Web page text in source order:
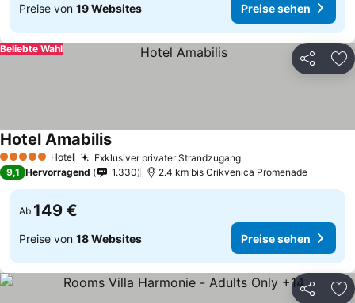
Preise von 19 Websites Preise sehen
Teilen
Beliebte Wahl
5 Sterne Hotel Exklusiver privater Strandzugang
Hotel Amabilis
9,1 Hervorragend 1.330 2.4 km bis Crikvenica Promenade
Ab 149 €
Preise von 18 Websites Preise sehen
Teilen